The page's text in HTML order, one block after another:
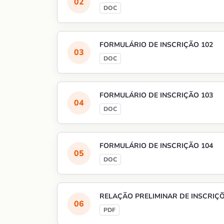
FORMULÁRIO DE INSCRIÇÃO 102
FORMULÁRIO DE INSCRIÇÃO 103
FORMULÁRIO DE INSCRIÇÃO 104
RELAÇÃO PRELIMINAR DE